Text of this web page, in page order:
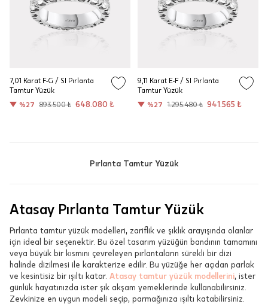
7,01 Karat F-G / SI Pırlanta
Tamtur Yüzük
%27
893.500 ₺ 648.080 ₺
9,11 Karat E-F / SI Pırlanta
Tamtur Yüzük
%27
1.295.480 ₺ 941.565 ₺
Pırlanta Tamtur Yüzük
Atasay Pırlanta Tamtur Yüzük
Pırlanta tamtur yüzük modelleri, zariflik ve şıklık arayışında olanlar
için ideal bir seçenektir. Bu özel tasarım yüzüğün bandının tamamını
veya büyük bir kısmını çevreleyen pırlantaların sürekli bir dizi
halinde dizilmesi ile karakterize edilir. Bu yüzüğe her açıdan parlak
ve kesintisiz bir ışıltı katar. Atasay tamtur yüzük modellerini, ister
günlük hayatınızda ister şık akşam yemeklerinde kullanabilirsiniz.
Zevkinize en uygun modeli seçip, parmağınıza ışıltı katabilirsiniz.